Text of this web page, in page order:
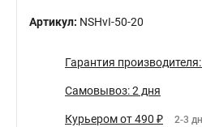
Артикул: NSHvI-50-20
Гарантия
Самовывоз: 2 дня
Курьером от 490 ₽ 2-3